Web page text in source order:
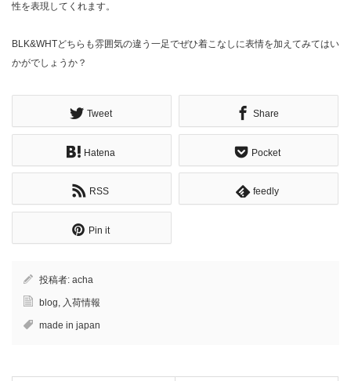
性を表現してくれます。
BLK&WHTどちらも雰囲気の違う一足でぜひ着こなしに表情を加えてみてはい
かがでしょうか？
Tweet Share
Hatena Pocket
RSS feedly
Pin it
投稿者: acha
blog, 入荷情報
made in japan